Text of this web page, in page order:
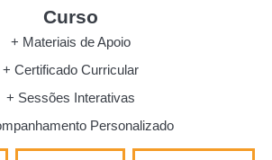
Curso
+ Materiais de Apoio
+ Certificado Curricular
+ Sessões Interativas
Personalizado